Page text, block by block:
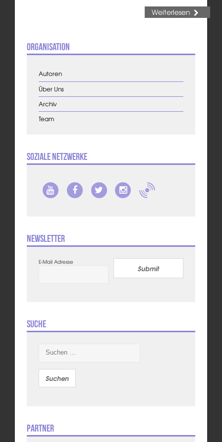
Weiterlesen
Organisation
Autoren
Über Uns
Archiv
Team
Soziale Netzwerke
Newsletter
E-Mail Adresse
Submit
Suche
nach:
Partner